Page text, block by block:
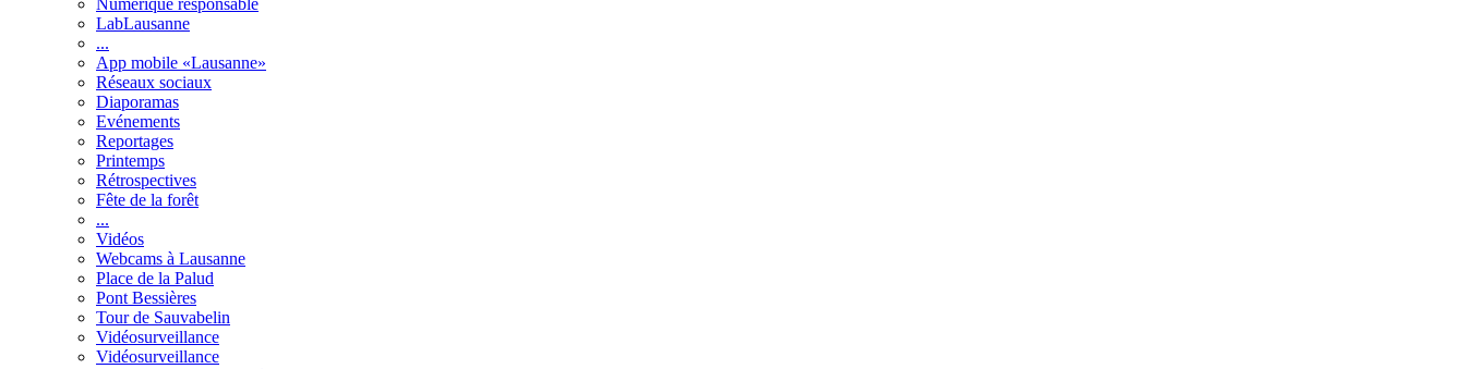
LabLausanne
...
App mobile «Lausanne»
Réseaux sociaux
Diaporamas
Evénements
Reportages
Printemps
Rétrospectives
Fête de la forêt
...
Vidéos
Webcams à Lausanne
Place de la Palud
Pont Bessières
Tour de Sauvabelin
Vidéosurveillance
Vidéosurveillance